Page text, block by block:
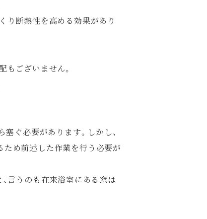
り断熱性を高める効果があり
もございません。
ぐ必要があります。しかし、
ため前述した作業を行う必要が
言うのも在来浴室にある窓は